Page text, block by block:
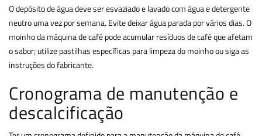
O depósito de água deve ser esvaziado e lavado com água e detergente
neutro uma vez por semana. Evite deixar água parada por vários dias. O
moinho da máquina de café pode acumular resíduos de café que afetam
o sabor; utilize pastilhas específicas para limpeza do moinho ou siga as
instruções do fabricante.
Cronograma de manutenção e
descalcificação